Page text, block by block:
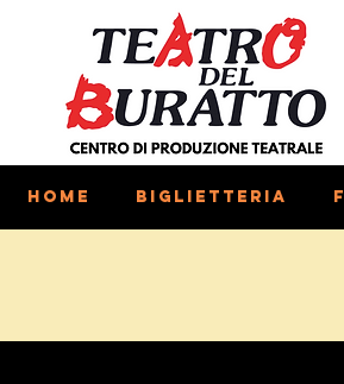
Home Biglietteria